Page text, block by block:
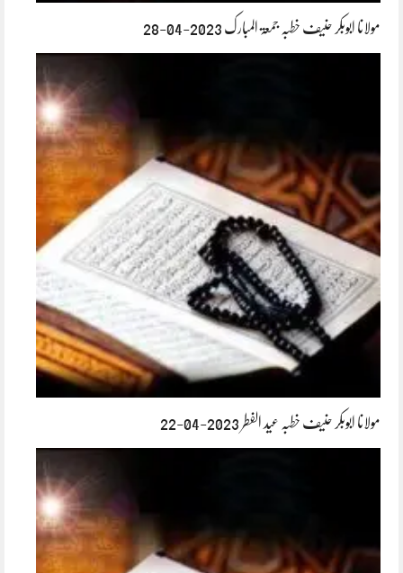
مولانا ابوبکر حنیف خطبہ جمعۃ المبارک 2023-04-28
مولانا ابوبکر حنیف خطبہ عید الفطر 2023-04-22